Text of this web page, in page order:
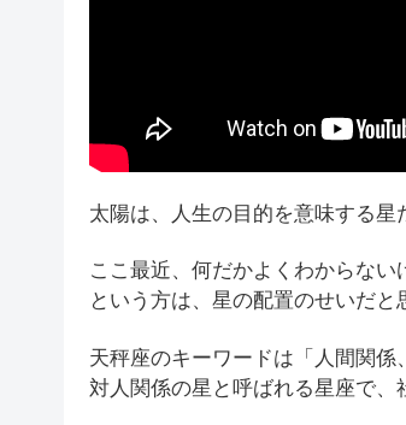
太陽は、人生の目的を意味する星
ここ最近、何だかよくわからない
という方は、星の配置のせいだと
天秤座のキーワードは「人間関係
対人関係の星と呼ばれる星座で、